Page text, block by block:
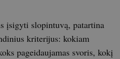
įsigyti slopintuvą, patartina
kriterijus: kokiam
pageidaujamas svoris, kokį